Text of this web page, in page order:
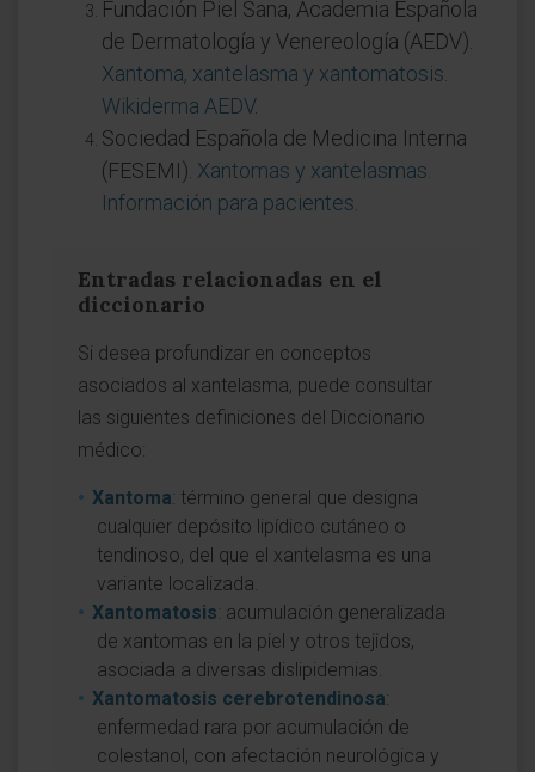
Fundación Piel Sana, Academia Española
de Dermatología y Venereología (AEDV).
Xantoma, xantelasma y xantomatosis.
Wikiderma AEDV.
Sociedad Española de Medicina Interna
(FESEMI). Xantomas y xantelasmas.
Información para pacientes
Entradas relacionadas en el
diccionario
Si desea profundizar en conceptos
asociados al xantelasma, puede consultar
las siguientes definiciones del Diccionario
médico:
Xantoma: término general que designa
cualquier depósito lipídico cutáneo o
tendinoso, del que el xantelasma es una
variante localizada.
Xantomatosis: acumulación generalizada
de xantomas en la piel y otros tejidos,
asociada a diversas dislipidemias.
Xantomatosis cerebrotendinosa:
enfermedad rara por acumulación de
colestanol, con afectación neurológica y